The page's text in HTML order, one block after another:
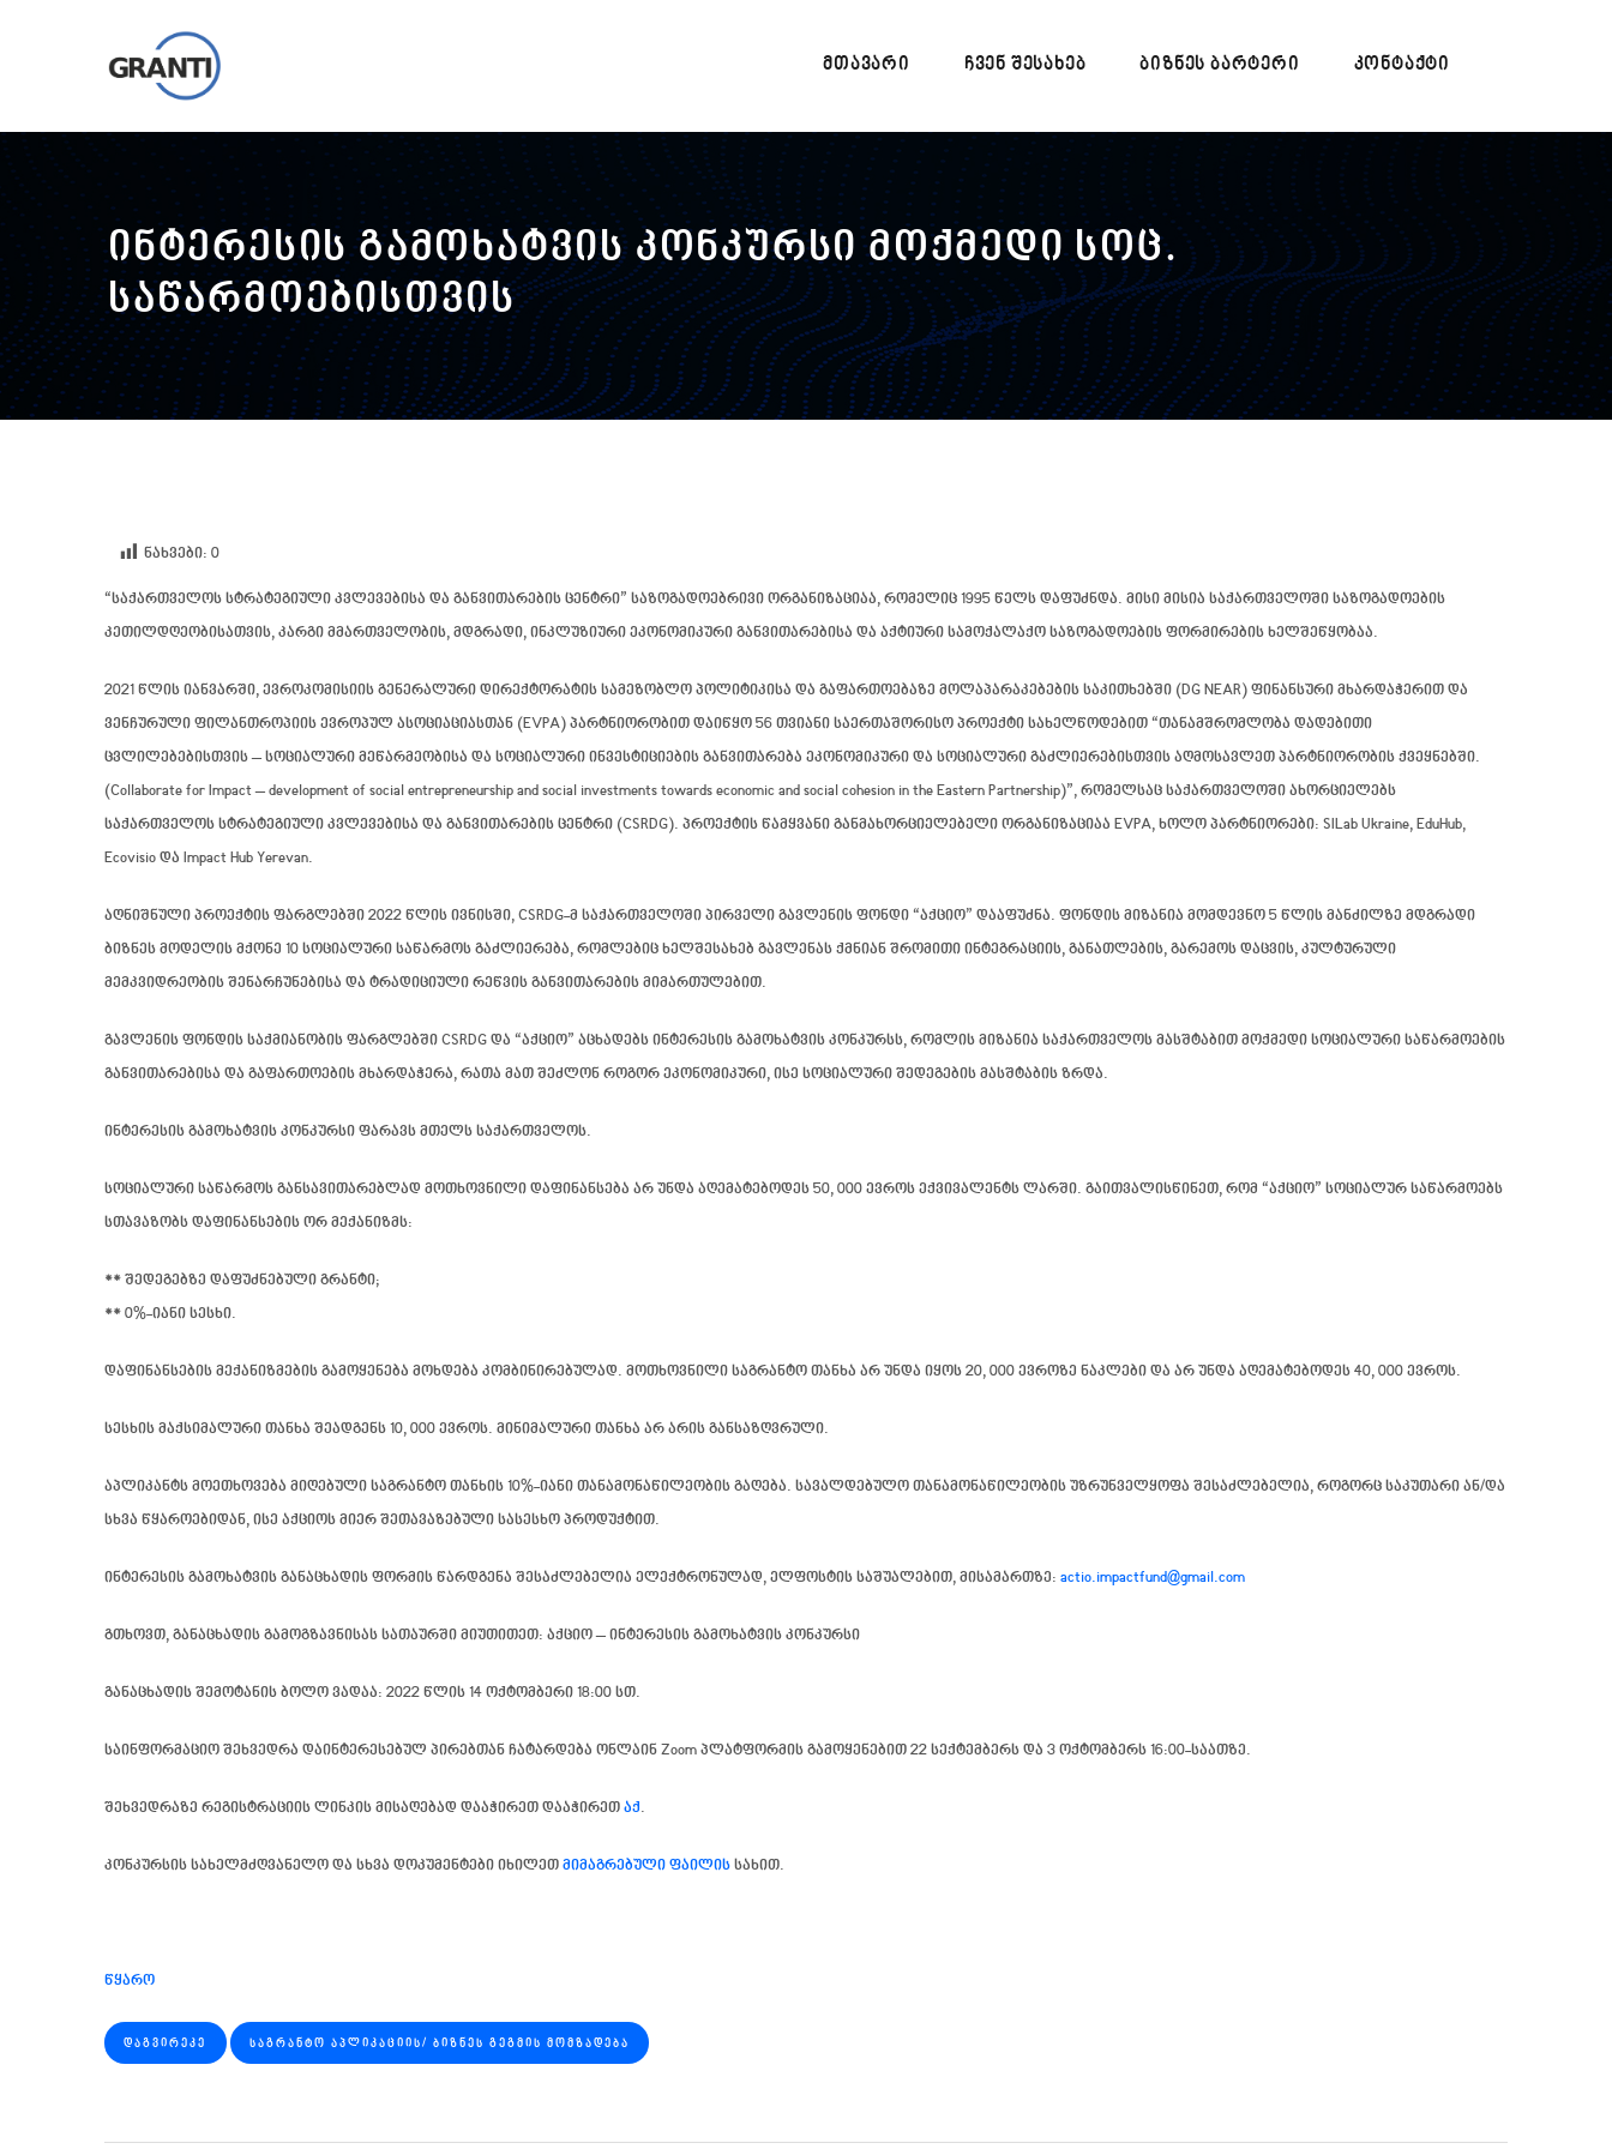
ᲛᲗᲐᲕᲐᲠᲘ ᲩᲕᲔᲜ ᲨᲔᲡᲐᲮᲔᲑ ᲑᲘᲖᲜᲔᲡ ᲑᲐᲠᲢᲔᲠᲘ ᲙᲝᲜᲢᲐᲥᲢᲘ
ინტერესის გამოხატვის კონკურსი მოქმედი სოც.
საწარმოებისთვის
ნახვები: 0
“საქართველოს სტრატეგიული კვლევებისა და განვითარების ცენტრი” საზოგადოებრივი ორგანიზაციაა, რომელიც 1995 წელს დაფუძნდა. მისი მისია საქართველოში საზოგადოების
კეთილდღეობისათვის, კარგი მმართველობის, მდგრადი, ინკლუზიური ეკონომიკური განვითარებისა და აქტიური სამოქალაქო საზოგადოების ფორმირების ხელშეწყობაა.
2021 წლის იანვარში, ევროკომისიის გენერალური დირექტორატის სამეზობლო პოლიტიკისა და გაფართოებაზე მოლაპარაკებების საკითხებში (DG NEAR) ფინანსური მხარდაჭერით და
ვენჩურული ფილანთროპიის ევროპულ ასოციაციასთან (EVPA) პარტნიორობით დაიწყო 56 თვიანი საერთაშორისო პროექტი სახელწოდებით “თანამშრომლობა დადებითი
ცვლილებებისთვის – სოციალური მეწარმეობისა და სოციალური ინვესტიციების განვითარება ეკონომიკური და სოციალური გაძლიერებისთვის აღმოსავლეთ პარტნიორობის ქვეყნებში.
(Collaborate for Impact – development of social entrepreneurship and social investments towards economic and social cohesion in the Eastern Partnership)”, რომელსაც საქართველოში ახორციელებს
საქართველოს სტრატეგიული კვლევებისა და განვითარების ცენტრი (CSRDG). პროექტის წამყვანი განმახორციელებელი ორგანიზაციაა EVPA, ხოლო პარტნიორები: SILab Ukraine, EduHub,
Ecovisio და Impact Hub Yerevan.
აღნიშნული პროექტის ფარგლებში 2022 წლის ივნისში, CSRDG-მ საქართველოში პირველი გავლენის ფონდი “აქციო” დააფუძნა. ფონდის მიზანია მომდევნო 5 წლის მანძილზე მდგრადი
ბიზნეს მოდელის მქონე 10 სოციალური საწარმოს გაძლიერება, რომლებიც ხელშესახებ გავლენას ქმნიან შრომითი ინტეგრაციის, განათლების, გარემოს დაცვის, კულტურული
მემკვიდრეობის შენარჩუნებისა და ტრადიციული რეწვის განვითარების მიმართულებით.
გავლენის ფონდის საქმიანობის ფარგლებში CSRDG და “აქციო” აცხადებს ინტერესის გამოხატვის კონკურსს, რომლის მიზანია საქართველოს მასშტაბით მოქმედი სოციალური საწარმოების
განვითარებისა და გაფართოების მხარდაჭერა, რათა მათ შეძლონ როგორ ეკონომიკური, ისე სოციალური შედეგების მასშტაბის ზრდა.
ინტერესის გამოხატვის კონკურსი ფარავს მთელს საქართველოს.
სოციალური საწარმოს განსავითარებლად მოთხოვნილი დაფინანსება არ უნდა აღემატებოდეს 50, 000 ევროს ექვივალენტს ლარში. გაითვალისწინეთ, რომ “აქციო” სოციალურ საწარმოებს
სთავაზობს დაფინანსების ორ მექანიზმს:
** შედეგებზე დაფუძნებული გრანტი;
** 0%-იანი სესხი.
დაფინანსების მექანიზმების გამოყენება მოხდება კომბინირებულად. მოთხოვნილი საგრანტო თანხა არ უნდა იყოს 20, 000 ევროზე ნაკლები და არ უნდა აღემატებოდეს 40, 000 ევროს.
სესხის მაქსიმალური თანხა შეადგენს 10, 000 ევროს. მინიმალური თანხა არ არის განსაზღვრული.
აპლიკანტს მოეთხოვება მიღებული საგრანტო თანხის 10%-იანი თანამონაწილეობის გაღება. სავალდებულო თანამონაწილეობის უზრუნველყოფა შესაძლებელია, როგორც საკუთარი ან/და
სხვა წყაროებიდან, ისე აქციოს მიერ შეთავაზებული სასესხო პროდუქტით.
ინტერესის გამოხატვის განაცხადის ფორმის წარდგენა შესაძლებელია ელექტრონულად, ელფოსტის საშუალებით, მისამართზე: actio.impactfund@gmail.com
გთხოვთ, განაცხადის გამოგზავნისას სათაურში მიუთითეთ: აქციო – ინტერესის გამოხატვის კონკურსი
განაცხადის შემოტანის ბოლო ვადაა: 2022 წლის 14 ოქტომბერი 18:00 სთ.
საინფორმაციო შეხვედრა დაინტერესებულ პირებთან ჩატარდება ონლაინ Zoom პლატფორმის გამოყენებით 22 სექტემბერს და 3 ოქტომბერს 16:00-საათზე.
შეხვედრაზე რეგისტრაციის ლინკის მისაღებად დააჭირეთ დააჭირეთ აქ.
კონკურსის სახელმძღვანელო და სხვა დოკუმენტები იხილეთ მიმაგრებული ფაილის სახით.
წყარო
ᲓᲐᲒᲕᲘᲠᲔᲙᲔ ᲡᲐᲒᲠᲐᲜᲢᲝ ᲐᲞᲚᲘᲙᲐᲪᲘᲘᲡ/ ᲑᲘᲖᲜᲔᲡ ᲒᲔᲒᲛᲘᲡ ᲛᲝᲛᲖᲐᲓᲔᲑᲐ